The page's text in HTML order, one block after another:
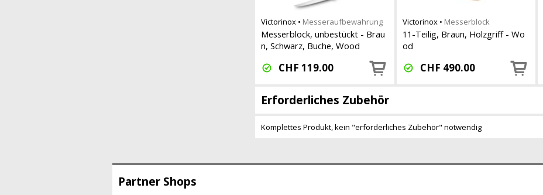
Victorinox • Messeraufbewahrung
Messerblock, unbestückt - Brau
n, Schwarz, Buche, Wood
CHF 119.00
Victorinox• Messerblock
11-Teilig, Braun, Holzgriff - Wo
od
CHF 490.00
Erforderliches Zubehör
Komplettes Produkt, kein "erforderliches Zubehör" notwendig
Partner Shops